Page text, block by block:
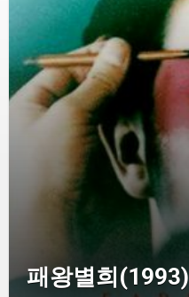
패왕별희(1993)